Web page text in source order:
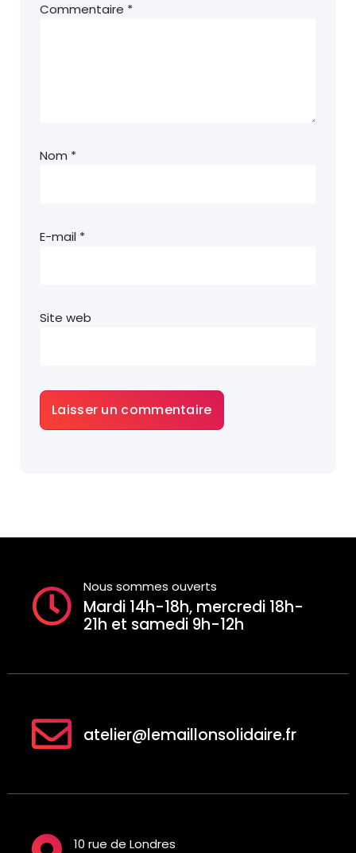
Commentaire *
Nom *
E-mail *
Site web
Nous sommes ouverts
Mardi 14h-18h, mercredi 18h-
21h et samedi 9h-12h
atelier@lemaillonsolidaire.fr
10 rue de Londres